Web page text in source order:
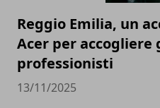
Reggio Emilia, un
Acer per
professionisti
13/11/2025